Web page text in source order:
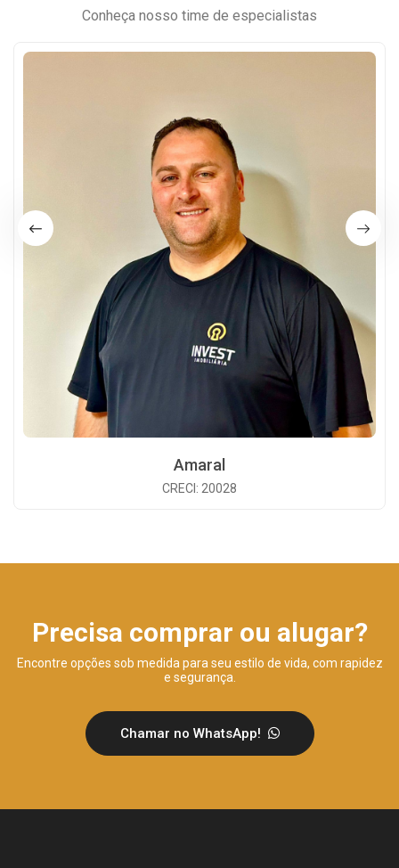
Conheça nosso time de especialistas
Amaral
CRECI: 20028
Precisa comprar ou alugar?
Encontre opções sob medida para seu estilo de vida, com rapidez
e segurança.
Chamar no WhatsApp!